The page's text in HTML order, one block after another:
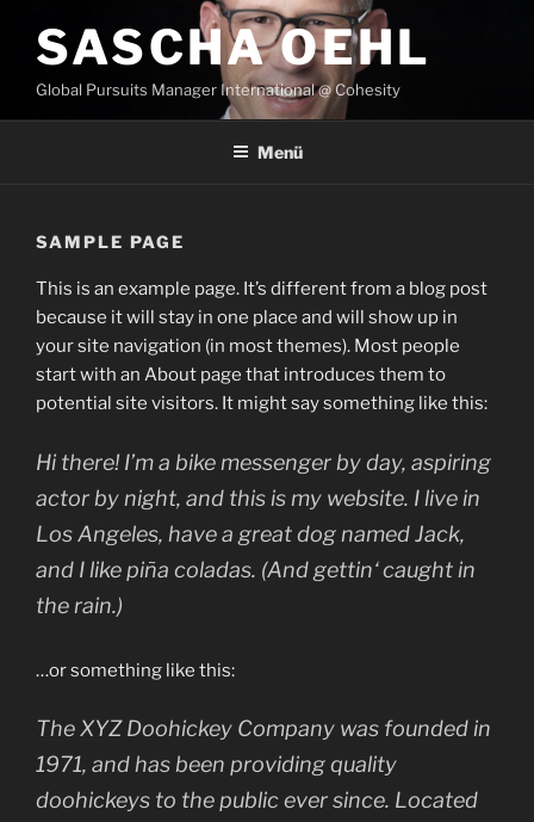
Inhalt
springenSASCHA OEHL
Global Pursuits Manager International @ Cohesity
Menü
SAMPLE PAGE
This is an example page. It’s different from a blog post
because it will stay in one place and will show up in
your site navigation (in most themes). Most people
start with an About page that introduces them to
potential site visitors. It might say something like this:
Hi there! I’m a bike messenger by day, aspiring
actor by night, and this is my website. I live in
Los Angeles, have a great dog named Jack,
and I like piña coladas. (And gettin‘ caught in
the rain.)
…or something like this:
The XYZ Doohickey Company was founded in
1971, and has been providing quality
doohickeys to the public ever since. Located